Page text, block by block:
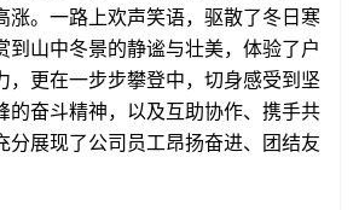
涨。一路上欢声笑语，驱散了冬日寒
到山中冬景的静谧与壮美，体验了户
，更在一步步攀登中，切身感受到坚
的奋斗精神，以及互助协作、携手共
分展现了公司员工昂扬奋进、团结友